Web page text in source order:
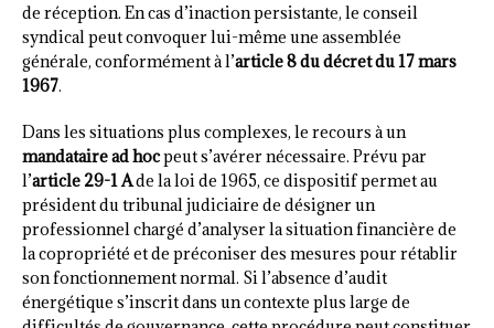
de réception. En cas d’inaction persistante, le conseil
syndical peut convoquer lui-même une assemblée
générale, conformément à l’article 8 du décret du 17 mars
1967.
Dans les situations plus complexes, le recours à un
mandataire ad hocpeut s’avérer nécessaire. Prévu par
l’article 29-1 Ade la loi de 1965, ce dispositif permet au
président du tribunal judiciaire de désigner un
professionnel chargé d’analyser la situation financière de
la copropriété et de préconiser des mesures pour rétablir
son fonctionnement normal. Si l’absence d’audit
énergétique s’inscrit dans un contexte plus large de